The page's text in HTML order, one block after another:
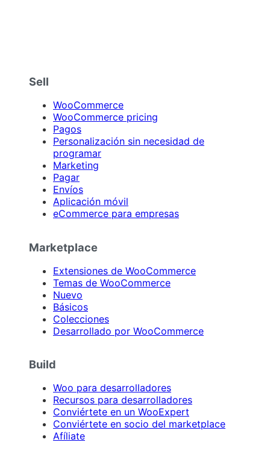
Sell
WooCommerce
WooCommerce pricing
Pagos
Personalización sin necesidad de
programar
Marketing
Pagar
Envíos
Aplicación móvil
eCommerce para empresas
Marketplace
Extensiones de WooCommerce
Temas de WooCommerce
Nuevo
Básicos
Colecciones
Desarrollado por WooCommerce
Build
Woo para desarrolladores
Recursos para desarrolladores
Conviértete en un WooExpert
Conviértete en socio del marketplace
Afíliate